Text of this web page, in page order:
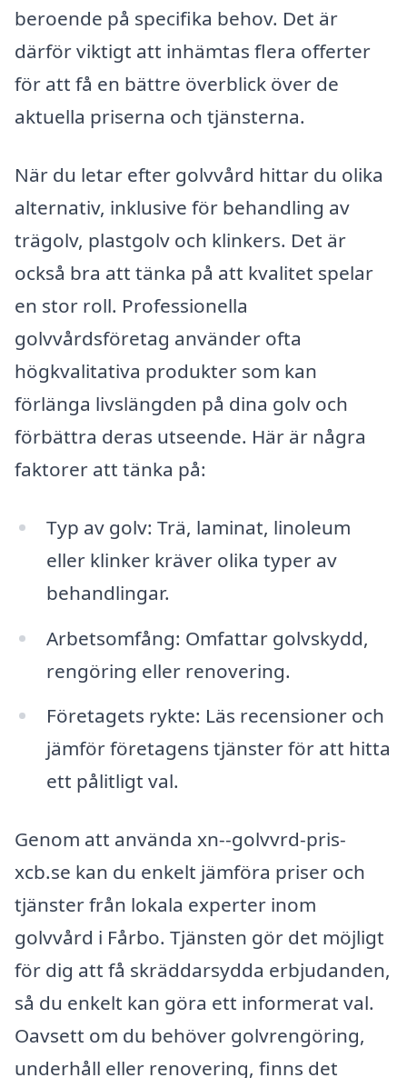
beroende på specifika behov. Det är
därför viktigt att inhämtas flera offerter
för att få en bättre överblick över de
aktuella priserna och tjänsterna.
När du letar efter golvvård hittar du olika
alternativ, inklusive för behandling av
trägolv, plastgolv och klinkers. Det är
också bra att tänka på att kvalitet spelar
en stor roll. Professionella
golvvårdsföretag använder ofta
högkvalitativa produkter som kan
förlänga livslängden på dina golv och
förbättra deras utseende. Här är några
faktorer att tänka på:
Typ av golv: Trä, laminat, linoleum
eller klinker kräver olika typer av
behandlingar.
Arbetsomfång: Omfattar golvskydd,
rengöring eller renovering.
Företagets rykte: Läs recensioner och
jämför företagens tjänster för att hitta
ett pålitligt val.
Genom att använda xn--golvvrd-pris-
xcb.se kan du enkelt jämföra priser och
tjänster från lokala experter inom
golvvård i Fårbo. Tjänsten gör det möjligt
för dig att få skräddarsydda erbjudanden,
så du enkelt kan göra ett informerat val.
Oavsett om du behöver golvrengöring,
underhåll eller renovering, finns det